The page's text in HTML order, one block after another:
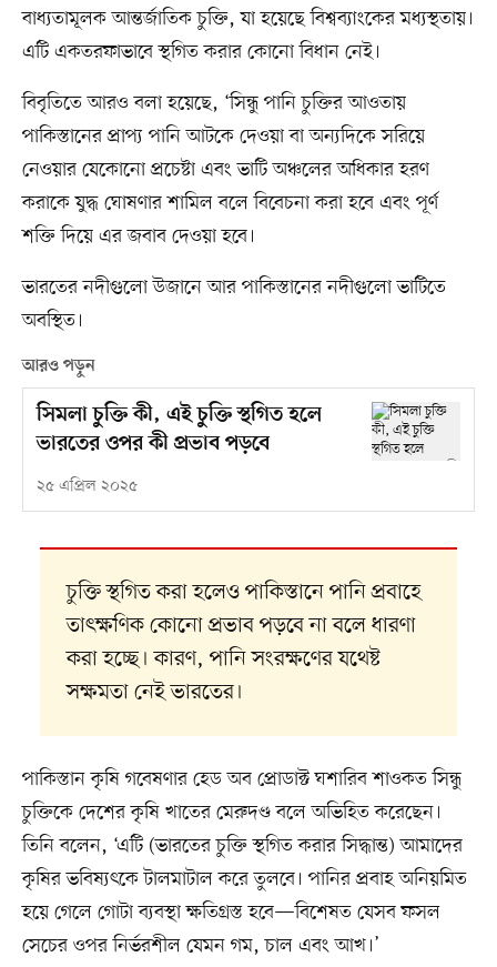
বাধ্যতামূলক আন্তর্জাতিক চুক্তি, যা হয়েছে বিশ্বব্যাংকের মধ্যস্থতায়।
এটি একতরফাভাবে স্থগিত করার কোনো বিধান নেই।
বিবৃতিতে আরও বলা হয়েছে, ‘সিন্ধু পানি চুক্তির আওতায়
পাকিস্তানের প্রাপ্য পানি আটকে দেওয়া বা অন্যদিকে সরিয়ে
নেওয়ার যেকোনো প্রচেষ্টা এবং ভাটি অঞ্চলের অধিকার হরণ
করাকে যুদ্ধ ঘোষণার শামিল বলে বিবেচনা করা হবে এবং পূর্ণ
শক্তি দিয়ে এর জবাব দেওয়া হবে।
ভারতের নদীগুলো উজানে আর পাকিস্তানের নদীগুলো ভাটিতে
অবস্থিত।
আরও পড়ুন
সিমলা চুক্তি কী, এই চুক্তি স্থগিত হলে
ভারতের ওপর কী প্রভাব পড়বে
২৫ এপ্রিল ২০২৫
চুক্তি স্থগিত করা হলেও পাকিস্তানে পানি প্রবাহে
তাৎক্ষণিক কোনো প্রভাব পড়বে না বলে ধারণা
করা হচ্ছে। কারণ, পানি সংরক্ষণের যথেষ্ট
সক্ষমতা নেই ভারতের।
পাকিস্তান কৃষি গবেষণার হেড অব প্রোডাক্ট ঘশারিব শাওকত সিন্ধু
চুক্তিকে দেশের কৃষি খাতের মেরুদণ্ড বলে অভিহিত করেছেন।
তিনি বলেন, ‘এটি (ভারতের চুক্তি স্থগিত করার সিদ্ধান্ত) আমাদের
কৃষির ভবিষ্যৎকে টালমাটাল করে তুলবে। পানির প্রবাহ অনিয়মিত
হয়ে গেলে গোটা ব্যবস্থা ক্ষতিগ্রস্ত হবে—বিশেষত যেসব ফসল
সেচের ওপর নির্ভরশীল যেমন গম, চাল এবং আখ।’